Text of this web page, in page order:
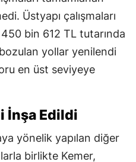
Üstyapı çalışmaları
bin 612 TL tutarında
bozulan yollar yenilendi
en üst seviyeye
İnşa Edildi
yönelik yapılan diğer
birlikte Kemer,